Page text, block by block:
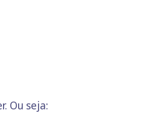
Ou seja: